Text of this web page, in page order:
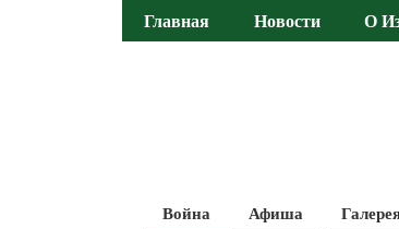
Главная Новости О
Война Афиша